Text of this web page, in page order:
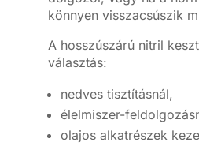
könnyen visszacsúszik
A hosszúszárú nitril
választás:
nedves tisztításnál,
élelmiszer-
olajos alkatrészek